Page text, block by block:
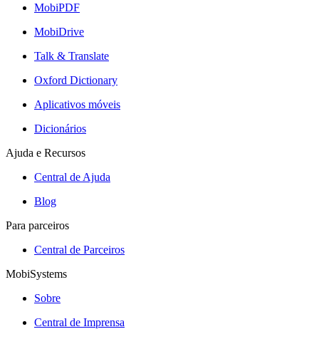
MobiPDF
MobiDrive
Talk & Translate
Oxford Dictionary
Aplicativos móveis
Dicionários
Ajuda e Recursos
Central de Ajuda
Blog
Para parceiros
Central de Parceiros
MobiSystems
Sobre
Central de Imprensa